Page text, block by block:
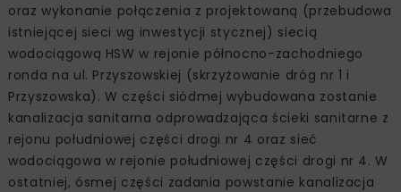
oraz wykonanie połączenia z projektowaną (przebudowa
istniejącej sieci wg inwestycji stycznej) siecią
wodociągową HSW w rejonie północno-zachodniego
ronda na ul. Przyszowskiej (skrzyżowanie dróg nr 1 i
Przyszowska). W części siódmej wybudowana zostanie
kanalizacja sanitarna odprowadzająca ścieki sanitarne z
rejonu południowej części drogi nr 4 oraz sieć
wodociągowa w rejonie południowej części drogi nr 4. W
ostatniej, ósmej części zadania powstanie kanalizacja